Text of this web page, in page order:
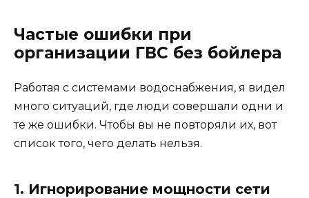
Частые ошибки при
организации ГВС без бойлера
Работая с системами водоснабжения, я видел
много ситуаций, где люди совершали одни и
те же ошибки. Чтобы вы не повторяли их, вот
список того, чего делать нельзя.
1. Игнорирование мощности сети